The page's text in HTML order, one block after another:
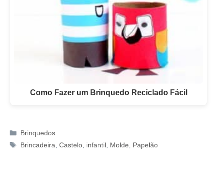
Como Fazer um Brinquedo Reciclado Fácil
Categorias
Brinquedos
Tags
Brincadeira,Castelo, infantil, Molde, Papelão